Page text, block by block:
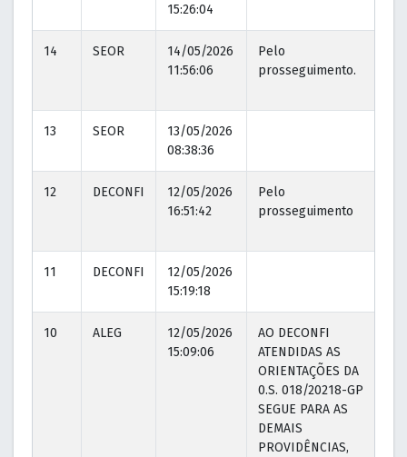
15:26:04
14 SEOR
14/05/2026
11:56:06
Pelo
prosseguimento.
13 SEOR
13/05/2026
08:38:36
12 DECONFI
12/05/2026
16:51:42
Pelo
prosseguimento
11 DECONFI
12/05/2026
15:19:18
10 ALEG
12/05/2026
15:09:06
AO DECONFI
ATENDIDAS AS
ORIENTAÇÕES DA
0.S. 018/20218-GP
SEGUE PARA AS
DEMAIS
PROVIDÊNCIAS,